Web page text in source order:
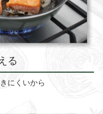
る
にくいから